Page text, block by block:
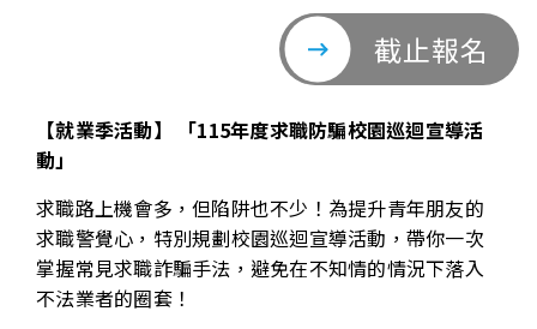
截止報名
【就業季活動】 「115年度求職防騙校園巡迴宣導活
動」
求職路上機會多，但陷阱也不少！為提升青年朋友的
求職警覺心，特別規劃校園巡迴宣導活動，帶你一次
掌握常見求職詐騙手法，避免在不知情的情況下落入
不法業者的圈套！